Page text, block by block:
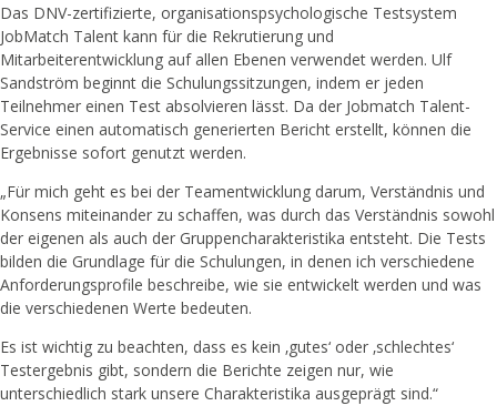
Das DNV-zertifizierte, organisationspsychologische Testsystem
JobMatch Talent kann für die Rekrutierung und
Mitarbeiterentwicklung auf allen Ebenen verwendet werden. Ulf
Sandström beginnt die Schulungssitzungen, indem er jeden
Teilnehmer einen Test absolvieren lässt. Da der Jobmatch Talent-
Service einen automatisch generierten Bericht erstellt, können die
Ergebnisse sofort genutzt werden.
„Für mich geht es bei der Teamentwicklung darum, Verständnis und
Konsens miteinander zu schaffen, was durch das Verständnis sowohl
der eigenen als auch der Gruppencharakteristika entsteht. Die Tests
bilden die Grundlage für die Schulungen, in denen ich verschiedene
Anforderungsprofile beschreibe, wie sie entwickelt werden und was
die verschiedenen Werte bedeuten.
Es ist wichtig zu beachten, dass es kein ‚gutes‘ oder ‚schlechtes‘
Testergebnis gibt, sondern die Berichte zeigen nur, wie
unterschiedlich stark unsere Charakteristika ausgeprägt sind.“